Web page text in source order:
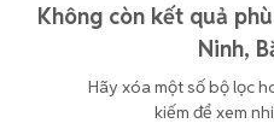
Không còn kết quả
Ninh,
Hãy xóa một số bộ lọc
kiếm để xem